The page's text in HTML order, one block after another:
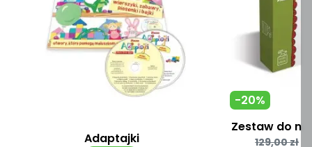
Adaptajki
Zestaw do
Cena
129,00 zł
-20%